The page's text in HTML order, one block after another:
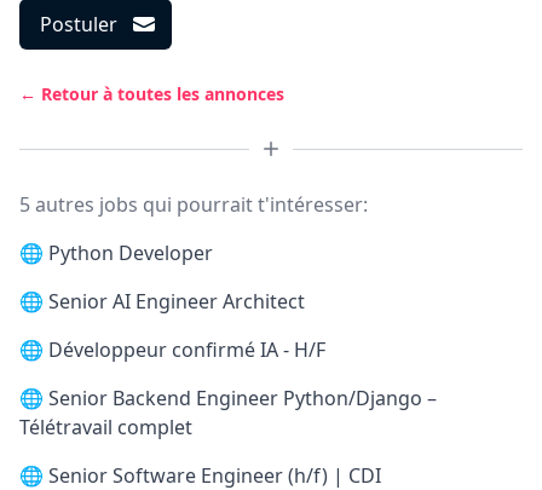
Postuler
← Retour à toutes les annonces
5 autres jobs qui pourrait t'intéresser:
🌐 Python Developer
🌐 Senior AI Engineer Architect
🌐 Développeur confirmé IA - H/F
🌐 Senior Backend Engineer Python/Django –
Télétravail complet
🌐 Senior Software Engineer (h/f) | CDI